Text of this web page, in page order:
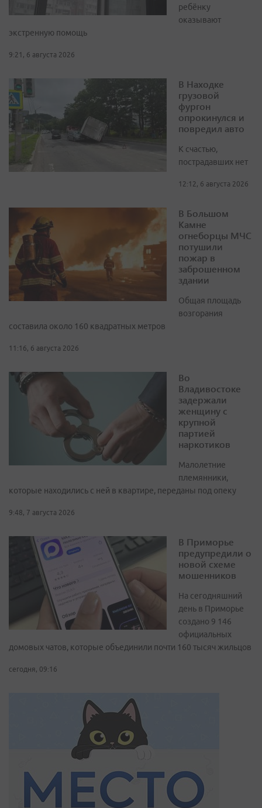
ребёнку
оказывают
экстренную помощь
9:21, 6 августа 2026
В Находке
грузовой
фургон
опрокинулся и
повредил авто
К счастью,
пострадавших нет
12:12, 6 августа 2026
В Большом
Камне
огнеборцы МЧС
потушили
пожар в
заброшенном
здании
Общая площадь
возгорания
составила около 160 квадратных метров
11:16, 6 августа 2026
Во
Владивостоке
задержали
женщину с
крупной
партией
наркотиков
Малолетние
племянники,
которые находились с ней в квартире, переданы под опеку
9:48, 7 августа 2026
В Приморье
предупредили о
новой схеме
мошенников
На сегодняшний
день в Приморье
создано 9 146
официальных
домовых чатов, которые объединили почти 160 тысяч жильцов
сегодня, 09:16